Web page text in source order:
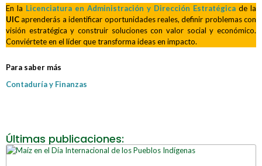
En la Licenciatura en Administración y Dirección Estratégica de la
UICaprenderás a identificar oportunidades reales, definir problemas con
visión estratégica y construir soluciones con valor social y económico.
Conviértete en el líder que transforma ideas en impacto.
Para saber más
Contaduría y Finanzas
Últimas publicaciones: